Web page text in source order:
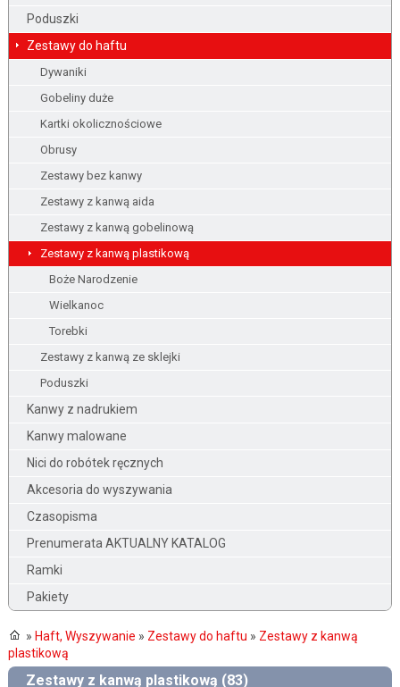
Poduszki
Zestawy do haftu
Dywaniki
Gobeliny duże
Kartki okolicznościowe
Obrusy
Zestawy bez kanwy
Zestawy z kanwą aida
Zestawy z kanwą gobelinową
Zestawy z kanwą plastikową
Boże Narodzenie
Wielkanoc
Torebki
Zestawy z kanwą ze sklejki
Poduszki
Kanwy z nadrukiem
Kanwy malowane
Nici do robótek ręcznych
Akcesoria do wyszywania
Czasopisma
Prenumerata AKTUALNY KATALOG
Ramki
Pakiety
» Haft, Wyszywanie » Zestawy do haftu » Zestawy z kanwą
plastikową
Zestawy z kanwą plastikową (83)